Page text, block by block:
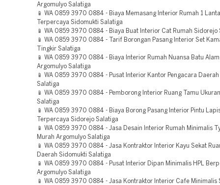
Argomulyo Salatiga
📱 WA 0859 3970 0884 - Biaya Memasang Interior Rumah 1
Terpercaya Sidomukti Salatiga
📱 WA 0859 3970 0884 - Biaya Buat Interior Cat Rumah Sidorejo
📱 WA 0859 3970 0884 - Tarif Borongan Pasang Interior Set
Tingkir Salatiga
📱 WA 0859 3970 0884 - Biaya Interior Rumah Nuansa Batu
Argomulyo Salatiga
📱 WA 0859 3970 0884 - Pusat Interior Kantor Pengacara
Salatiga
📱 WA 0859 3970 0884 - Pemborong Interior Ruang Tamu
Salatiga
📱 WA 0859 3970 0884 - Biaya Borong Pasang Interior Pintu
Terpercaya Sidorejo Salatiga
📱 WA 0859 3970 0884 - Jasa Desain Interior Rumah Minimalis
Murah Argomulyo Salatiga
📱 WA 0859 3970 0884 - Jasa Kontraktor Interior Kayu Sekat
Daerah Sidomukti Salatiga
📱 WA 0859 3970 0884 - Pusat Interior Dipan Minimalis HPL
Argomulyo Salatiga
📱 WA 0859 3970 0884 - Jasa Kontraktor Interior Cafe Minimalis